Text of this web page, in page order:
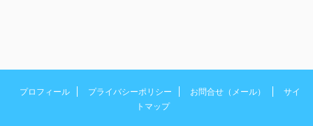
プロフィール プライバシーポリシー お問合せ（メール）
サイ
トマップ